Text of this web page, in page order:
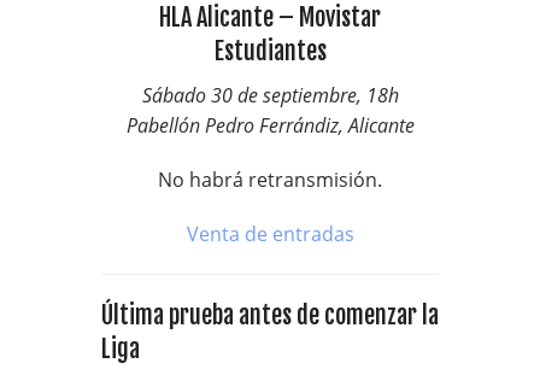
HLA Alicante – Movistar
Estudiantes
Sábado 30 de septiembre, 18h
Pabellón Pedro Ferrándiz, Alicante
No habrá retransmisión.
Venta de entradas
Última prueba antes de comenzar la
Liga